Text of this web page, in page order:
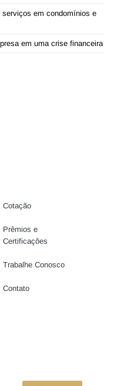
em condomínios e
em uma crise financeira
Cotação
Prêmios e
Certificações
Trabalhe Conosco
Contato